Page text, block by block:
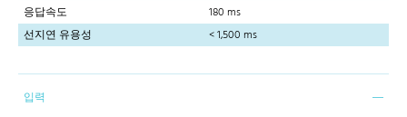
응답속도
180 ms
선지연 유용성
< 1,500 ms
입력